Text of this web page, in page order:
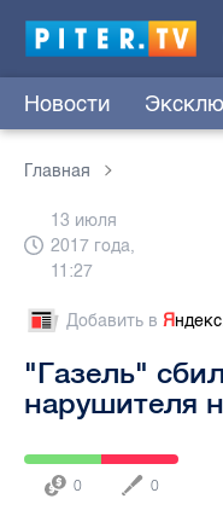
Новости
Главная
13 июля
2017 года,
11:27
Добавить в Я
"Газель"
нарушителя
0 0